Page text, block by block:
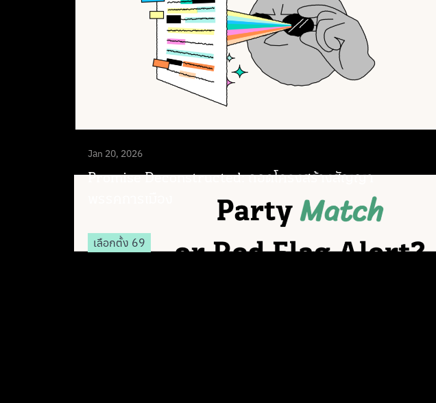
Jan 20, 2026
Promise Deconstructed: ถอดโครงสร้างสัญญา
เลือกตั้ง 69